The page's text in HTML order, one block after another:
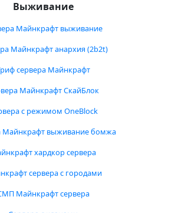
Выживание
Майнкрафт выживание
Майнкрафт анархия (2b2t)
сервера Майнкрафт
Майнкрафт СкайБлок
с режимом OneBlock
Майнкрафт выживание бомжа
хардкор сервера
сервера с городами
Майнкрафт сервера